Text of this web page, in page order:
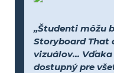
„Študenti môžu
Storyboard That
vizuálov...
dostupný pre